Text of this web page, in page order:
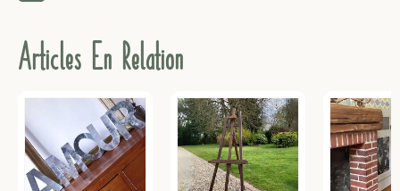
Articles En Relation